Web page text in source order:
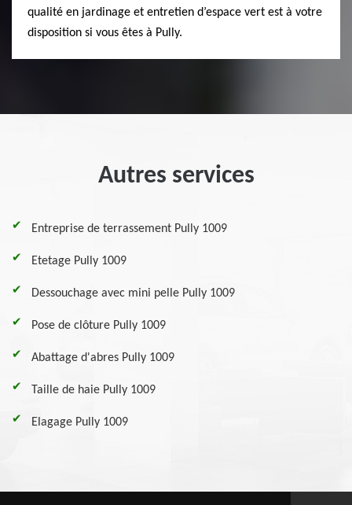
qualité en jardinage et entretien d’espace vert est à votre
disposition si vous êtes à Pully.
Autres services
Entreprise de terrassement Pully 1009
Etetage Pully 1009
Dessouchage avec mini pelle Pully 1009
Pose de clôture Pully 1009
Abattage d'abres Pully 1009
Taille de haie Pully 1009
Elagage Pully 1009